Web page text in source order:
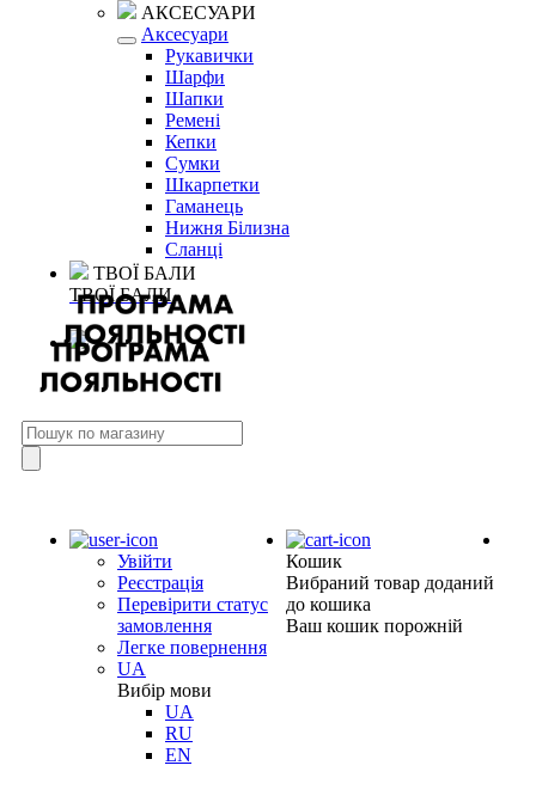
АКСЕСУАРИ
Аксесуари
Рукавички
Шарфи
Шапки
Ремені
Кепки
Сумки
Шкарпетки
Гаманець
Нижня Білизна
Сланці
ТВОЇ БАЛИ
ТВОЇ БАЛИ
Увійти
Реєстрація
Перевірити статус
замовлення
Легке повернення
UA
Вибір мови
UA
RU
EN
Кошик
Вибраний товар доданий
до кошика
Ваш кошик порожній